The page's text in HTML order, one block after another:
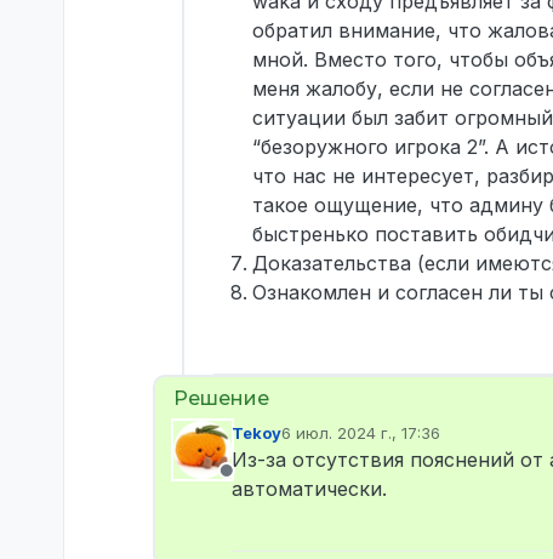
обратил внимание, что
мной. Вместо того, чтобы
меня жалобу, если не
ситуации был забит
“безоружного игрока 2”. А
что нас не интересует,
такое ощущение, что админу
быстренько поставить
Доказательства (если
Ознакомлен и согласен ли
Не в сети
Tekoy6 июл. 2024 г., 17:36
отредактировано
Из-за отсутствия пояснений
автоматически.